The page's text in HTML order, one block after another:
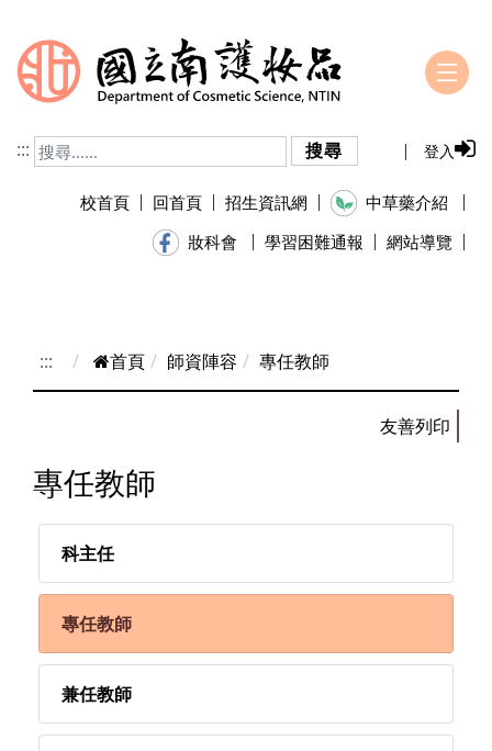
跳到主要內容
::: 搜尋 登入
校首頁 回首頁 招生資訊網
中草藥介紹
妝科會
學習困難通報 網站導覽
::: 首頁 師資陣容 專任教師
專任教師
科主任
專任教師
兼任教師